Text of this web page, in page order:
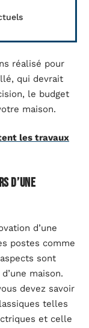
réalisé pour
qui devrait
le budget
maison.
les travaux
d’une
d’une
postes comme
sont
maison.
devez savoir
telles
et celle